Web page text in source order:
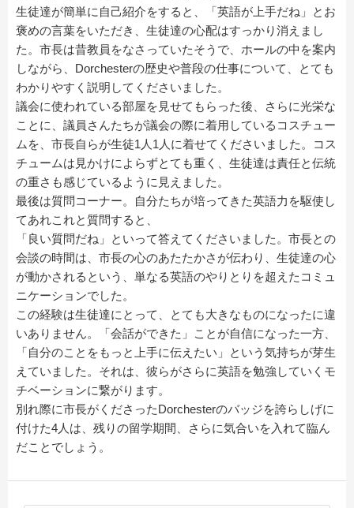
生徒達が簡単に自己紹介をすると、「英語が上手だね」とお
褒めの言葉をいただき、生徒達の心配はすっかり消えまし
た。市長は昔教員をなさっていたそうで、ホールの中を案内
しながら、Dorchesterの歴史や普段の仕事について、とても
わかりやすく説明してくださいました。
議会に使われている部屋を見せてもらった後、さらに光栄な
ことに、議員さんたちが議会の際に着用しているコスチュー
ムを、市長自らが生徒1人1人に着せてくださいました。コス
チュームは見かけによらずとても重く、生徒達は責任と伝統
の重さも感じているように見えました。
最後は質問コーナー。自分たちが培ってきた英語力を駆使し
てあれこれと質問すると、
「良い質問だね」といって答えてくださいました。市長との
会談の時間は、市長の心のあたたかさが伝わり、生徒達の心
が動かされるという、単なる英語のやりとりを超えたコミュ
ニケーションでした。
この経験は生徒達にとって、とても大きなものになったに違
いありません。「会話ができた」ことが自信になった一方、
「自分のことをもっと上手に伝えたい」という気持ちが芽生
えていました。それは、彼らがさらに英語を勉強していくモ
チベーションに繋がります。
別れ際に市長がくださったDorchesterのバッジを誇らしげに
付けた4人は、残りの留学期間、さらに気合いを入れて臨ん
だことでしょう。